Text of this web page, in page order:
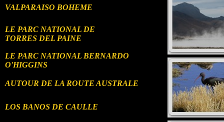
LE PARC NATIONAL BERNARDO
O'HIGGINS
VALPARAISO BOHEME
LE PARC NATIONAL DE
TORRES DEL PAINE
AUTOUR DE LA ROUTE AUSTRALE
LOS BANOS DE CAULLE